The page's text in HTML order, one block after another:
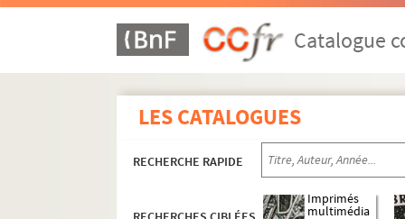
Catalogue
LES CATALOGUES
RECHERCHE RAPIDE
Imprimés
multimédia